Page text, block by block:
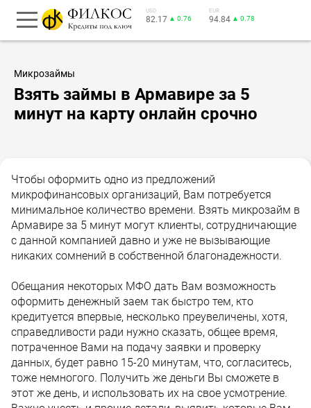
USD
82.17 ▲ 0.76
EUR
94.84 ▲ 0.78
Микрозаймы
Взять займы в Армавире за 5
минут на карту онлайн срочно
Чтобы оформить одно из предложений
микрофинансовых организаций, Вам потребуется
минимальное количество времени. Взять микрозайм в
Армавире за 5 минут могут клиенты, сотрудничающие
с данной компанией давно и уже не вызывающие
никаких сомнений в собственной благонадежности.
Обещания некоторых МФО дать Вам возможность
оформить денежный заем так быстро тем, кто
кредитуется впервые, несколько преувеличены, хотя,
справедливости ради нужно сказать, общее время,
потраченное Вами на подачу заявки и проверку
данных, будет равно 15-20 минутам, что, согласитесь,
тоже немногого. Получить же деньги Вы сможете в
этот же день, и использовать их на свое усмотрение.